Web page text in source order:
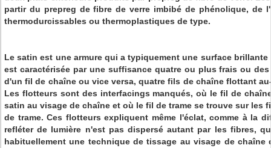
partir du prepreg de fibre de verre imbibé de phénolique, de
thermodurcissables ou thermoplastiques de type.
Le satin est une armure qui a typiquement une surface
est caractérisée par une suffisance quatre ou plus frais ou
d'un fil de chaîne ou vice versa, quatre fils de chaîne flottant
Les flotteurs sont des interfacings manqués, où le fil de
satin au visage de chaîne et où le fil de trame se trouve sur les
de trame. Ces flotteurs expliquent même l'éclat, comme à la
refléter de lumière n'est pas dispersé autant par les fibres,
habituellement une technique de tissage au visage de